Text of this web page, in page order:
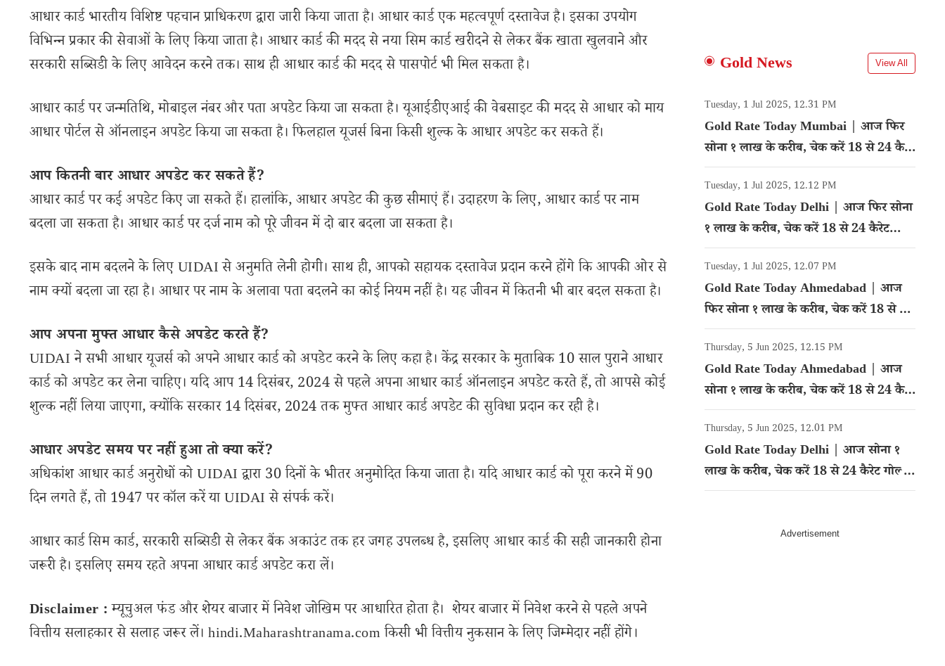
आधार कार्ड भारतीय विशिष्ट पहचान प्राधिकरण द्वारा जारी किया जाता है। आधार कार्ड एक महत्वपूर्ण दस्तावेज है। इसका उपयोग
विभिन्न प्रकार की सेवाओं के लिए किया जाता है। आधार कार्ड की मदद से नया सिम कार्ड खरीदने से लेकर बैंक खाता खुलवाने और
सरकारी सब्सिडी के लिए आवेदन करने तक। साथ ही आधार कार्ड की मदद से पासपोर्ट भी मिल सकता है।
आधार कार्ड पर जन्मतिथि, मोबाइल नंबर और पता अपडेट किया जा सकता है। यूआईडीएआई की वेबसाइट की मदद से आधार को माय
आधार पोर्टल से ऑनलाइन अपडेट किया जा सकता है। फिलहाल यूजर्स बिना किसी शुल्क के आधार अपडेट कर सकते हैं।
आप कितनी बार आधार अपडेट कर सकते हैं?
आधार कार्ड पर कई अपडेट किए जा सकते हैं। हालांकि, आधार अपडेट की कुछ सीमाएं हैं। उदाहरण के लिए, आधार कार्ड पर नाम
बदला जा सकता है। आधार कार्ड पर दर्ज नाम को पूरे जीवन में दो बार बदला जा सकता है।
इसके बाद नाम बदलने के लिए UIDAI से अनुमति लेनी होगी। साथ ही, आपको सहायक दस्तावेज प्रदान करने होंगे कि आपकी ओर से
नाम क्यों बदला जा रहा है। आधार पर नाम के अलावा पता बदलने का कोई नियम नहीं है। यह जीवन में कितनी भी बार बदल सकता है।
आप अपना मुफ्त आधार कैसे अपडेट करते हैं?
UIDAI ने सभी आधार यूजर्स को अपने आधार कार्ड को अपडेट करने के लिए कहा है। केंद्र सरकार के मुताबिक 10 साल पुराने आधार
कार्ड को अपडेट कर लेना चाहिए। यदि आप 14 दिसंबर, 2024 से पहले अपना आधार कार्ड ऑनलाइन अपडेट करते हैं, तो आपसे कोई
शुल्क नहीं लिया जाएगा, क्योंकि सरकार 14 दिसंबर, 2024 तक मुफ्त आधार कार्ड अपडेट की सुविधा प्रदान कर रही है।
आधार अपडेट समय पर नहीं हुआ तो क्या करें?
अधिकांश आधार कार्ड अनुरोधों को UIDAI द्वारा 30 दिनों के भीतर अनुमोदित किया जाता है। यदि आधार कार्ड को पूरा करने में 90
दिन लगते हैं, तो 1947 पर कॉल करें या UIDAI से संपर्क करें।
आधार कार्ड सिम कार्ड, सरकारी सब्सिडी से लेकर बैंक अकाउंट तक हर जगह उपलब्ध है, इसलिए आधार कार्ड की सही जानकारी होना
जरूरी है। इसलिए समय रहते अपना आधार कार्ड अपडेट करा लें।
Disclaimer :म्यूचुअल फंड और शेयर बाजार में निवेश जोखिम पर आधारित होता है। शेयर बाजार में निवेश करने से पहले अपने
वित्तीय सलाहकार से सलाह जरूर लें। hindi.Maharashtranama.com किसी भी वित्तीय नुकसान के लिए जिम्मेदार नहीं होंगे।
Gold News View All
Tuesday, 1 Jul 2025, 12.31 PM
Gold Rate Today Mumbai | आज फिर
सोना १ लाख के करीब, चेक करें 18 से 24 कैरेट
गोल्ड का रेट
Tuesday, 1 Jul 2025, 12.12 PM
Gold Rate Today Delhi | आज फिर सोना
१ लाख के करीब, चेक करें 18 से 24 कैरेट
गोल्ड का रेट
Tuesday, 1 Jul 2025, 12.07 PM
Gold Rate Today Ahmedabad | आज
फिर सोना १ लाख के करीब, चेक करें 18 से 24
कैरेट गोल्ड का रेट
Thursday, 5 Jun 2025, 12.15 PM
Gold Rate Today Ahmedabad | आज
सोना १ लाख के करीब, चेक करें 18 से 24 कैरेट
गोल्ड का रेट
Thursday, 5 Jun 2025, 12.01 PM
Gold Rate Today Delhi | आज सोना १
लाख के करीब, चेक करें 18 से 24 कैरेट गोल्ड
का रेट